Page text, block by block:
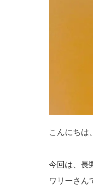
こんにちは
今回は、長
ワリーさん